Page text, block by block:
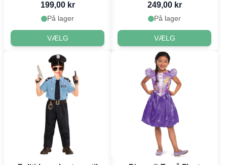
199,00 kr
På lager
VÆLG
249,00 kr
På lager
VÆLG